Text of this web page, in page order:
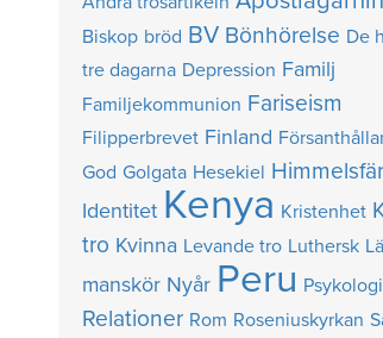
Biskop bröd BV Bönhörelse De
tre dagarna Depression Familj
Familjekommunion Fariseism
Filipperbrevet Finland
God Golgata Hesekiel
Identitet Kenya Kristenhet
tro Kvinna Levande tro Luthersk
manskör Nyår Peru Psykologi
Relationer Rom Roseniuskyrkan